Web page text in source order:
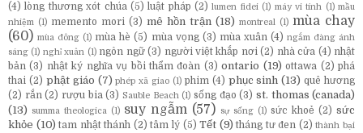
(4) lòng thương xót chúa (5) luật pháp (2) lumen fidei (1) máy vi tính (1) mầu
nhiệm (1) memento mori (3) mê hồn trận (18) montreal (1) mùa chay
(60) mùa đông (1) mùa hè (5) mùa vọng (3) mùa xuân (4) ngắm đàng ánh
sáng (1) nghỉ xuân (1) ngôn ngữ (3) người việt khắp nơi (2) nhà cửa (4) nhật
bản (3) nhật ký nghĩa vụ bồi thẩm đoàn (3) ontario (19) ottawa (2) phá
thai (2) phật giáo (7) phép xã giao (1) phim (4) phục sinh (13) quê hương
(2) rắn (2) rượu bia (3) Sauble Beach (1) sống đạo (3) st. thomas (canada)
(13)
summa theologica (1) suy ngẫm (57) sự sống (1) sức khoẻ (2) sức
khỏe (10) tam nhật thánh (2) tâm lý (5) Tết (9) tháng tư đen (2) thành bại